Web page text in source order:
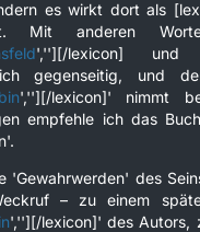
es wirkt dort als
Mit anderen
',''][/lexicon] und
gegenseitig, und
',''][/lexicon]' nimmt
empfehle ich das
'Gewahrwerden' des
– zu einem
',''][/lexicon]' des Autors,